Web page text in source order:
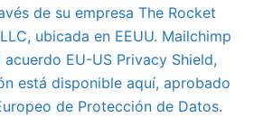
de su empresa The Rocket
ubicada en EEUU. Mailchimp
EU-US Privacy Shield,
está disponible aquí, aprobado
de Protección de Datos.